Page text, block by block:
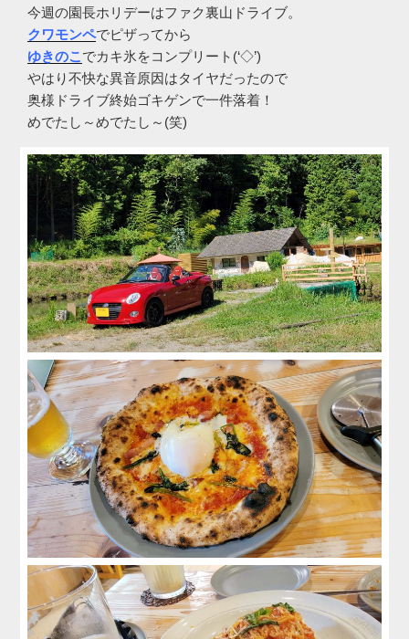
今週の園長ホリデーはファク裏山ドライブ。
クワモンペでピザってから
ゆきのこ でカキ氷をコンプリート(‘◇’)ゞ
やはり不快な異音原因はタイヤだったので
奥様ドライブ終始ゴキゲンで一件落着！
めでたし～めでたし～(笑)